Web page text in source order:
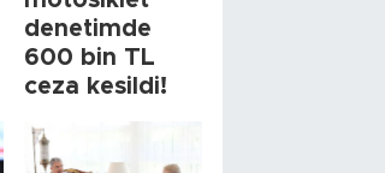
denetimde
600 bin TL
ceza kesildi!